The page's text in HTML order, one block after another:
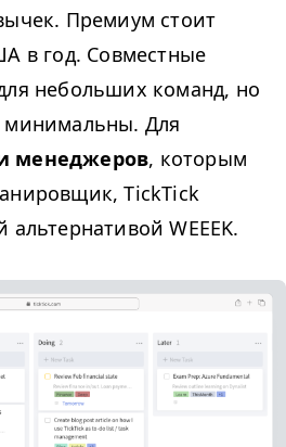
Премиум стоит
в год. Совместные
небольших команд, но
минимальны. Для
менеджеров, которым
TickTick
альтернативойWEEEK.